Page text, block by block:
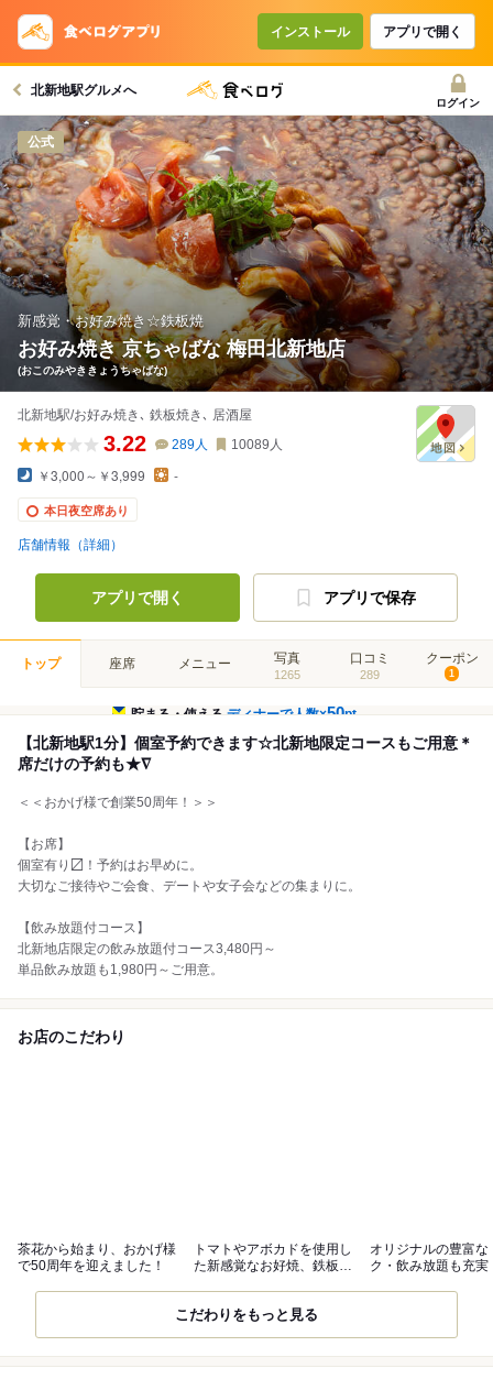
インストール アプリで開く
北新地駅グルメへ
ログイン
公式
新感覚・お好み焼き☆鉄板焼
お好み焼き 京ちゃばな 梅田北新地店
(おこのみやききょうちゃばな)
北新地駅/お好み焼き､ 鉄板焼き､ 居酒屋
3.22 289人 10089 人
￥3,000～￥3,999 -
本日夜空席あり
店舗情報（詳細）
アプリで開く アプリで保存
トップ 座席 メニュー 写真
1265
口コミ
289
クーポン
1
貯まる・使えるディナーで人数×50pt
【北新地駅1分】個室予約できます☆北新地限定コースもご用意＊
席だけの予約も★∇
＜＜おかげ様で創業50周年！＞＞
【お席】
個室有り〼！予約はお早めに。
大切なご接待やご会食、デートや女子会などの集まりに。
【飲み放題付コース】
北新地店限定の飲み放題付コース3,480円～
単品飲み放題も1,980円～ご用意。
お店のこだわり
茶花から始まり、おかげ様
で50周年を迎えました！
トマトやアボカドを使用し
た新感覚なお好焼、鉄板焼
オリジナルの豊富な
ク・飲み放題も充実
こだわりをもっと見る
コースで使えるクーポン
戻る
クーポンを利用せず予約する